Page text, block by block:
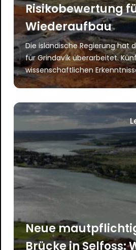
Risikobewertung
Wiederaufbau
Die isländische Regierung hat
für Grindavík überarbeitet.
wissenschaftlichen
Neue
Brücke in Selfoss: